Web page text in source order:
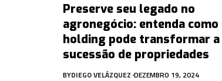
Preserve seu legado no
agronegócio: entenda como
holding pode transformar a
sucessão de propriedades
BYDIEGO VELÁZQUEZ DEZEMBRO 19, 2024